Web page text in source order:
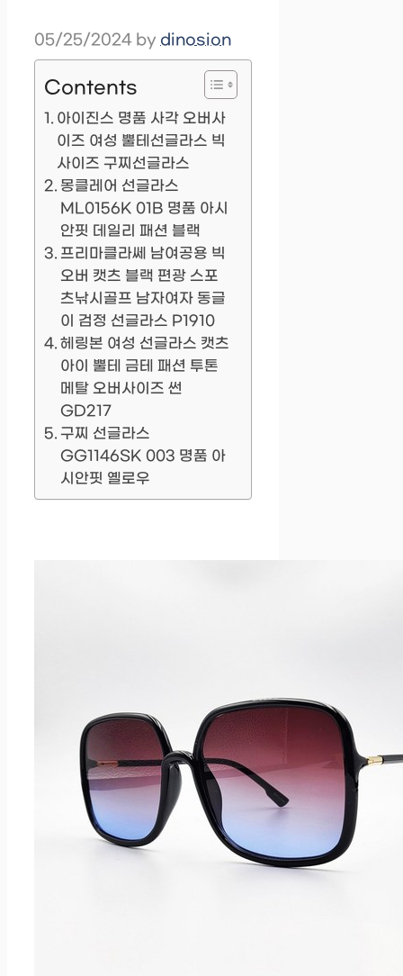
05/25/2024 by dinosion
Contents
아이진스 명품 사각 오버사
이즈 여성 뿔테선글라스 빅
사이즈 구찌선글라스
몽클레어 선글라스
ML0156K 01B 명품 아시
안핏 데일리 패션 블랙
프리마클라쎄 남여공용 빅
오버 캣츠 블랙 편광 스포
츠낚시골프 남자여자 동글
이 검정 선글라스 P1910
헤링본 여성 선글라스 캣츠
아이 뿔테 금테 패션 투톤
메탈 오버사이즈 썬
GD217
구찌 선글라스
GG1146SK 003 명품 아
시안핏 옐로우